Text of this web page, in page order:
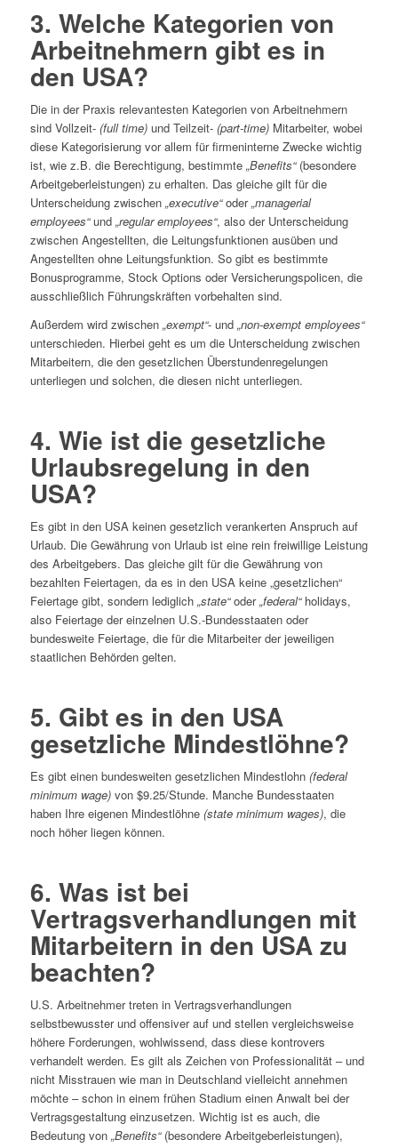
3. Welche Kategorien von
Arbeitnehmern gibt es in
den USA?
Die in der Praxis relevantesten Kategorien von Arbeitnehmern
sind Vollzeit- (full time)und Teilzeit- (part-time)Mitarbeiter, wobei
diese Kategorisierung vor allem für firmeninterne Zwecke wichtig
ist, wie z.B. die Berechtigung, bestimmte „Benefits“(besondere
Arbeitgeberleistungen) zu erhalten. Das gleiche gilt für die
Unterscheidung zwischen „executive“oder„managerial
employees“und „regular employees“, also der Unterscheidung
zwischen Angestellten, die Leitungsfunktionen ausüben und
Angestellten ohne Leitungsfunktion. So gibt es bestimmte
Bonusprogramme, Stock Options oder Versicherungspolicen, die
ausschließlich Führungskräften vorbehalten sind.
Außerdem wird zwischen „exempt“- und „non-exempt employees“
unterschieden. Hierbei geht es um die Unterscheidung zwischen
Mitarbeitern, die den gesetzlichen Überstundenregelungen
unterliegen und solchen, die diesen nicht unterliegen.
4. Wie ist die gesetzliche
Urlaubsregelung in den
USA?
Es gibt in den USA keinen gesetzlich verankerten Anspruch auf
Urlaub. Die Gewährung von Urlaub ist eine rein freiwillige Leistung
des Arbeitgebers. Das gleiche gilt für die Gewährung von
bezahlten Feiertagen, da es in den USA keine „gesetzlichen“
Feiertage gibt, sondern lediglich „state“oder„federal“holidays,
also Feiertage der einzelnen U.S.-Bundesstaaten oder
bundesweite Feiertage, die für die Mitarbeiter der jeweiligen
staatlichen Behörden gelten.
5. Gibt es in den USA
gesetzliche Mindestlöhne?
Es gibt einen bundesweiten gesetzlichen Mindestlohn (federal
minimum wage)von $9.25/Stunde. Manche Bundesstaaten
haben Ihre eigenen Mindestlöhne (state minimum wages), die
noch höher liegen können.
6. Was ist bei
Vertragsverhandlungen mit
Mitarbeitern in den USA zu
beachten?
U.S. Arbeitnehmer treten in Vertragsverhandlungen
selbstbewusster und offensiver auf und stellen vergleichsweise
höhere Forderungen, wohlwissend, dass diese kontrovers
verhandelt werden. Es gilt als Zeichen von Professionalität – und
nicht Misstrauen wie man in Deutschland vielleicht annehmen
möchte – schon in einem frühen Stadium einen Anwalt bei der
Vertragsgestaltung einzusetzen. Wichtig ist es auch, die
Bedeutung von „Benefits“(besondere Arbeitgeberleistungen),